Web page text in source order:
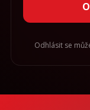
Odhlásit se